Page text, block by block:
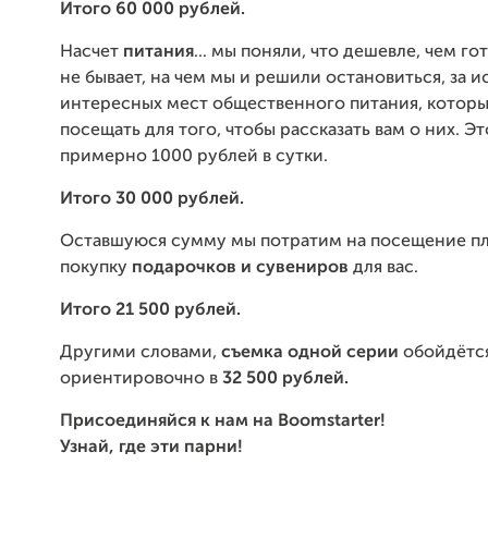
Итого 60 000 рублей.
Насчет питания... мы поняли, что дешевле, чем
не бывает, на чем мы и решили остановиться, за
интересных мест общественного питания,
посещать для того, чтобы рассказать вам о них.
примерно 1000 рублей в сутки.
Итого 30 000 рублей.
Оставшуюся сумму мы потратим на посещение
покупку подарочков и сувениров для вас.
Итого 21 500 рублей.
Другими словами, съемка одной серии
ориентировочно в 32 500 рублей.
Присоединяйся к нам на Boomstarter!
Узнай, где эти парни!